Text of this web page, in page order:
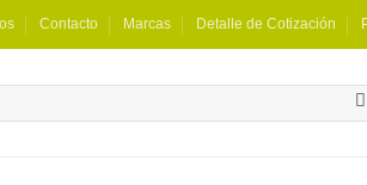
Contacto Marcas Detalle de Cotización